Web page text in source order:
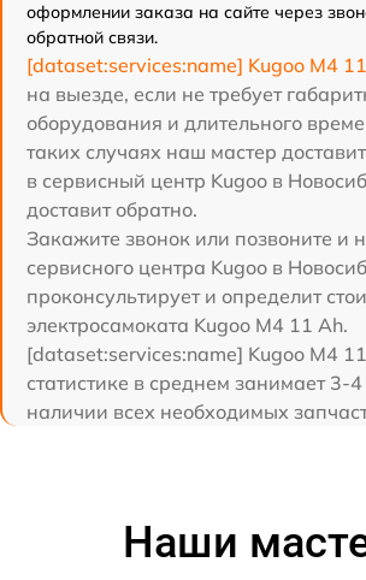
оформлении заказа на сайте через
обратной связи.
[dataset:services:name] Kugoo M4
на выезде, если не требует
оборудования и длительного
таких случаях наш мастер
в сервисный центр Kugoo в
доставит обратно.
Закажите звонок или позвоните и
сервисного центра Kugoo в
проконсультирует и определит
электросамоката Kugoo M4 11 Ah.
[dataset:services:name] Kugoo M4
статистике в среднем занимает 3-
наличии всех необходимых
Наши